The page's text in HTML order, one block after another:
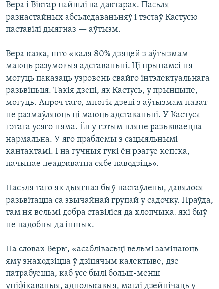
Вера і Віктар пайшлі па дактарах. Пасьля
разнастайных абсьледаваньняў і тэстаў Кастусю
паставілі дыягназ — аўтызм.
Вера кажа, што «каля 80% дзяцей з аўтызмам
маюць разумовыя адставаньні. Ці прынамсі ня
могуць паказаць узровень свайго інтэлектуальнага
разьвіцьця. Такія дзеці, як Кастусь, у прынцыпе,
могуць. Апроч таго, многія дзеці з аўтызмам нават
не размаўляюць ці маюць адставаньні. У Кастуся
гэтага ўсяго няма. Ён у гэтым пляне разьвіваецца
нармальна. У яго праблемы з сацыяльнымі
кантактамі. І на гучныя гукі ён рэагуе кепска,
пачынае неадэкватна сябе паводзіць».
Пасьля таго як дыягназ быў пастаўлены, давялося
разьвітацца са звычайнай групай у садочку. Праўда,
там ня вельмі добра ставіліся да хлопчыка, які быў
не падобны да іншых.
Па словах Веры, «асаблівасьці вельмі замінаюць
яму знаходзіцца ў дзіцячым калектыве, дзе
патрабуецца, каб усе былі больш-менш
уніфікаваныя, аднолькавыя, маглі дзейнічаць у